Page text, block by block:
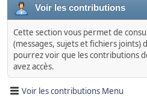
Voir les contributions
Cette section vous permet de
(messages, sujets et fichiers joints)
pourrez voir que les contributions
avez accès.
Voir les contributions Menu